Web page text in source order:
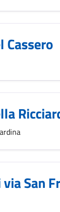
Cassero
San